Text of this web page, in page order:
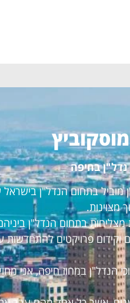
בחיפה
נדל"ן מוביל בתחום הנדל"ן
מצוינות.
בתחום הנדל"ן
וקידום פרויקטים
הנדל"ן במחוז חיפה, אני